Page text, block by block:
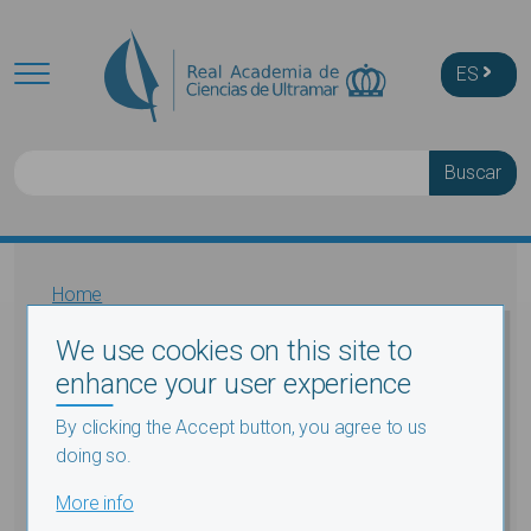
ES
Breadcrumb
Home
développement....
Stratégie alimentaire d’un pays
en voie de développement. Un
exemple: le Zaïre
We use cookies on this site to
enhance your user experience
By clicking the Accept button, you agree to us
doing so.
More info